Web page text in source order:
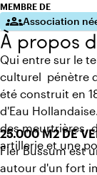
MEMBRE DE
groupsAssociation
À propos
Qui entre sur le
culturel pénètre
été construit en
d'Eau
des meurtrières,
artillerie et une
25.000 M2 DE
Fier Bussum est
autour d'un fort